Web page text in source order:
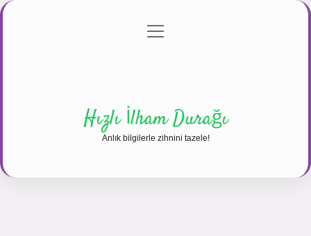
Gizlilik Politikası
menüyü
Hızlı İlham Durağı
Anlık bilgilerle zihnini tazele!